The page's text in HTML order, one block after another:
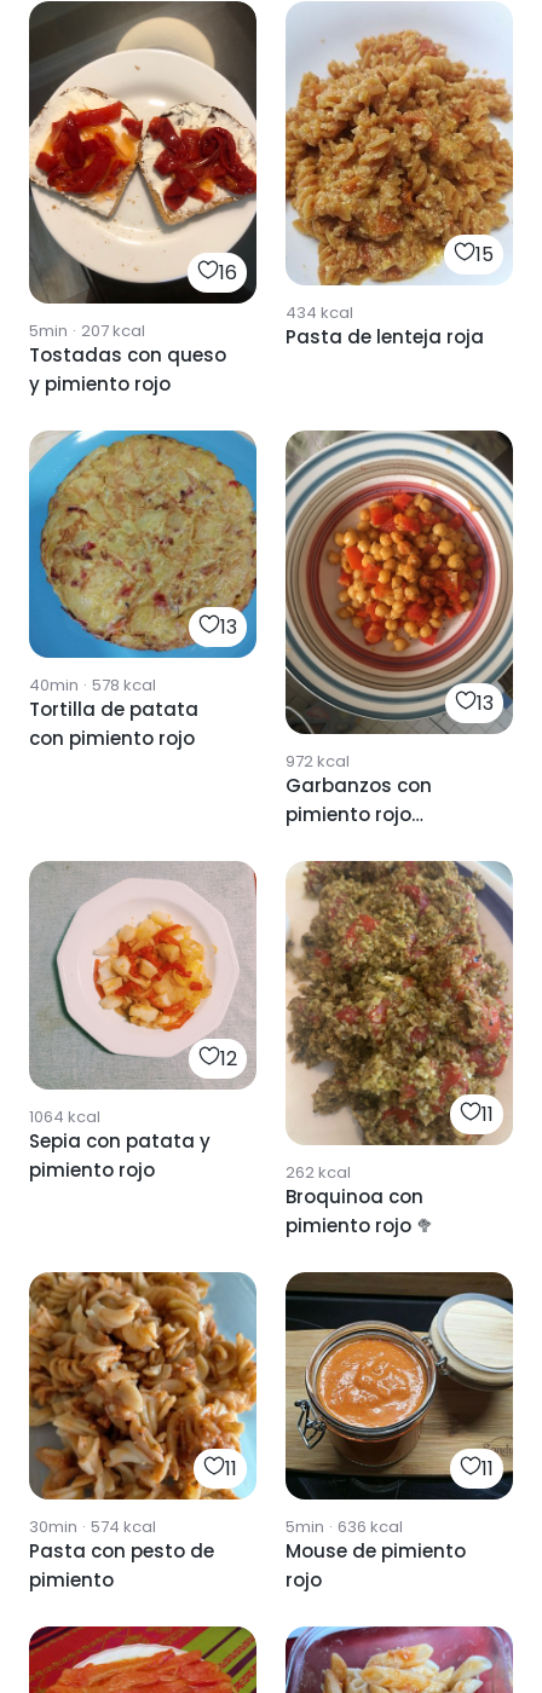
16
5min · 207kcal
Tostadas con queso
y pimiento rojo
15
434 kcal
Pasta de lenteja roja
13
40min · 578 kcal
Tortilla de patata
con pimiento rojo
13
972kcal
Garbanzos con
pimiento rojo
12
1064 kcal
Sepia con patata y
pimiento rojo
11
262kcal
Broquinoa con
pimiento rojo 🥦
11
30min · 574 kcal
Pasta con pesto de
pimiento
11
5min · 636 kcal
Mouse de pimiento
rojo